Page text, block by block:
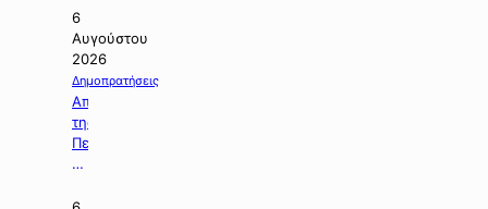
6
Αυγούστου
2026
Δημοπρατήσεις
Απόφαση
της
Περιφέρειας
Κεντρικής
με